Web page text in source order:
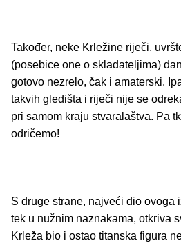
Također, neke Krležine riječi,
(posebice one o skladateljima)
gotovo nezrelo, čak i amaterski.
takvih gledišta i riječi nije se
pri samom kraju stvaralaštva. Pa
odričemo!
S druge strane, najveći dio ovoga
tek u nužnim naznakama, otkriva
Krleža bio i ostao titanska figura